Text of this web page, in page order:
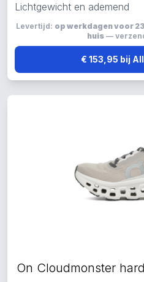
Lichtgewicht en ademend
Levertijd: op werkdagen voor
huis—
€ 153,95 bij
On Cloudmonster